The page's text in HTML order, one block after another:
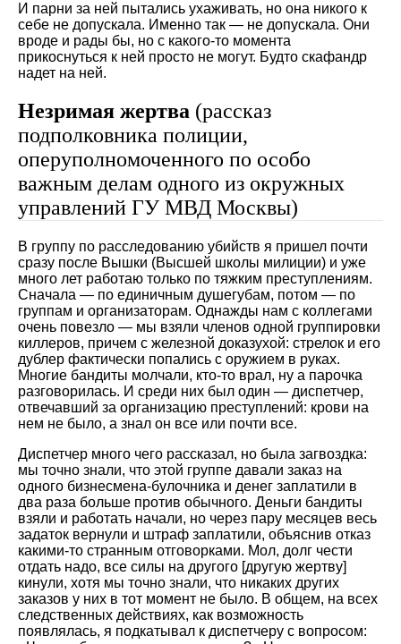
И парни за ней пытались ухаживать, но она никого к
себе не допускала. Именно так — не допускала. Они
вроде и рады бы, но с какого-то момента
прикоснуться к ней просто не могут. Будто скафандр
надет на ней.
Незримая жертва (рассказ
подполковника полиции,
оперуполномоченного по особо
важным делам одного из окружных
управлений ГУ МВД Москвы)
В группу по расследованию убийств я пришел почти
сразу после Вышки (Высшей школы милиции) и уже
много лет работаю только по тяжким преступлениям.
Сначала — по единичным душегубам, потом — по
группам и организаторам. Однажды нам с коллегами
очень повезло — мы взяли членов одной группировки
киллеров, причем с железной доказухой: стрелок и его
дублер фактически попались с оружием в руках.
Многие бандиты молчали, кто-то врал, ну а парочка
разговорилась. И среди них был один — диспетчер,
отвечавший за организацию преступлений: крови на
нем не было, а знал он все или почти все.
Диспетчер много чего рассказал, но была загвоздка:
мы точно знали, что этой группе давали заказ на
одного бизнесмена-булочника и денег заплатили в
два раза больше против обычного. Деньги бандиты
взяли и работать начали, но через пару месяцев весь
задаток вернули и штраф заплатили, объяснив отказ
какими-то странным отговорками. Мол, долг чести
отдать надо, все силы на другого [другую жертву]
кинули, хотя мы точно знали, что никаких других
заказов у них в тот момент не было. В общем, на всех
следственных действиях, как возможность
появлялась, я подкатывал к диспетчеру с вопросом: